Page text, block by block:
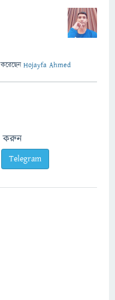
করেছেনHojayfa Ahmed
করুন
Telegram